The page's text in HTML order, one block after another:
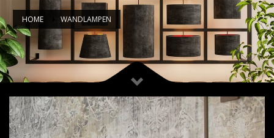
HOME WANDLAMPEN